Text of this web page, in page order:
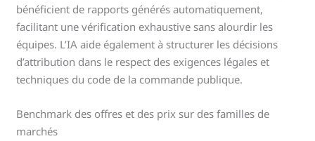
bénéficient de rapports générés automatiquement,
facilitant une vérification exhaustive sans alourdir les
équipes. L’IA aide également à structurer les décisions
d’attribution dans le respect des exigences légales et
techniques du code de la commande publique.
Benchmark des offres et des prix sur des familles de
marchés